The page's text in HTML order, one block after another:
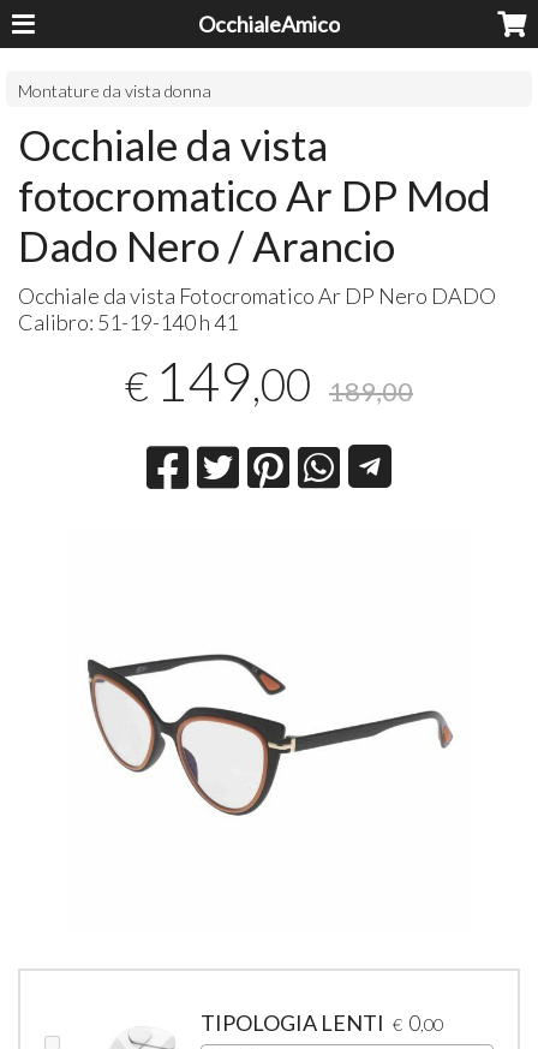
OcchialeAmico
Montature da vista donna
Occhiale da vista
fotocromatico Ar DP Mod
Dado Nero / Arancio
Occhiale da vista Fotocromatico Ar DP Nero DADO
Calibro: 51-19-140 h 41
€ 149,00 189,00
TIPOLOGIA LENTI € 0,00